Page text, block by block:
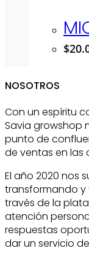
$
NOSOTROS
Con un espíritu
Savia growshop
punto de
de ventas en las
El año 2020 nos
transformando y
través de la
atención
respuestas
dar un servicio